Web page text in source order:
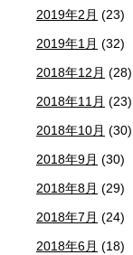
2019年2月 (23)
2019年1月 (32)
2018年12月 (28)
2018年11月 (23)
2018年10月 (30)
2018年9月 (30)
2018年8月 (29)
2018年7月 (24)
2018年6月 (18)